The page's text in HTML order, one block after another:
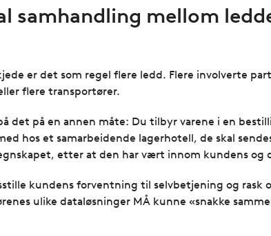
samhandling mellom
er det som regel flere ledd. Flere involverte
flere transportører.
det på en annen måte: Du tilbyr varene i en
hos et samarbeidende lagerhotell, de skal
etter at den har vært innom kundens og
kundens forventning til selvbetjening og rask
ulike dataløsninger MÅ kunne «snakke